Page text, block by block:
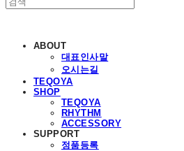
ABOUT
대표인사말
오시는길
TEQOYA
SHOP
TEQOYA
RHYTHM
ACCESSORY
SUPPORT
정품등록